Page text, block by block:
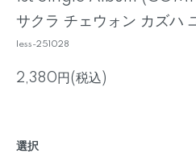
サクラ チェウォン カズハ
less-251028
2,380円(税込)
選択